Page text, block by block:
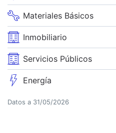
Materiales Básicos
Inmobiliario
Servicios Públicos
Energía
Datos a 31/05/2026